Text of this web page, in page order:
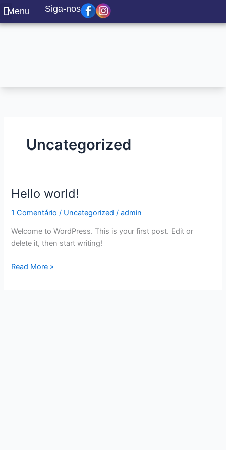
para
Menu Siga-nos
Uncategorized
Hello world!
1 Comentário / Uncategorized /admin
Welcome to WordPress. This is your first post. Edit or
delete it, then start writing!
Hello
Read More »